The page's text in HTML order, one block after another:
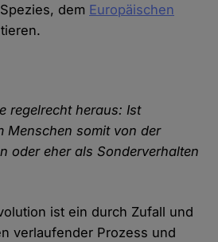
dem Europäischen
regelrecht heraus: Ist
Menschen somit von der
oder eher als Sonderverhalten
ist ein durch Zufall und
verlaufender Prozess und